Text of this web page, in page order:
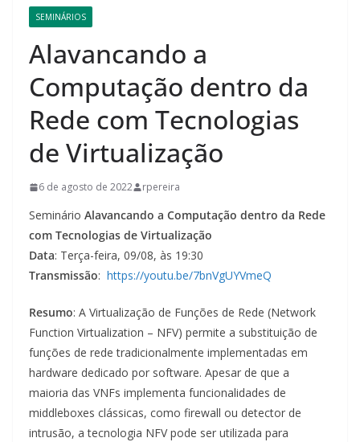
SEMINÁRIOS
Alavancando a
Computação dentro da
Rede com Tecnologias
de Virtualização
6 de agosto de 2022 rpereira
Seminário Alavancando a Computação dentro da Rede
com Tecnologias de Virtualização
Data: Terça-feira, 09/08, às 19:30
Transmissão: https://youtu.be/7bnVgUYVmeQ
Resumo: A Virtualização de Funções de Rede (Network
Function Virtualization – NFV) permite a substituição de
funções de rede tradicionalmente implementadas em
hardware dedicado por software. Apesar de que a
maioria das VNFs implementa funcionalidades de
middleboxes clássicas, como firewall ou detector de
intrusão, a tecnologia NFV pode ser utilizada para